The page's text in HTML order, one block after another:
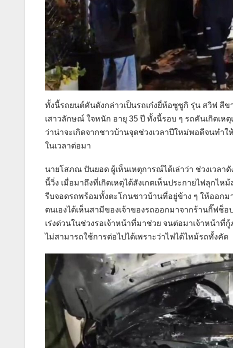
ทั้งนี้รถยนต์คันดังกล่าวเป็นรถเก๋งยี่ห้อซูซูกิ รุ่น สวิฟ สีข
เสาวลักษณ์ ใจหนัก อายุ 35 ปี ทั้งนี้รอบ ๆ รถคันเกิดเ
ว่าน่าจะเกิดจากชาวบ้านจุดช่วงเวลาปีใหม่พอดีจนทำ
ในเวลาต่อมา
นายโสภณ ปันยอด ผู้เห็นเหตุการณ์ได้เล่าว่า ช่วงเวลา
นี้วิ่ง เมื่อมาถึงที่เกิดเหตุได้สังเกตเห็นประกายไฟลุกไ
รีบจอดรถพร้อมทั้งตะโกนชาวบ้านที่อยู่ข้าง ๆ ให้ออกม
ตนเองได้เห็นสามีของเจ้าของรถออกมาจากร้านกิ๊ฟช็
เร่งด่วนในช่วงรอเจ้าหน้าที่มาช่วย จนต่อมาเจ้าหน้า
ไม่สามารถใช้การต่อไปได้เพราะว่าไฟได้ไหม้รถทั้งคัด